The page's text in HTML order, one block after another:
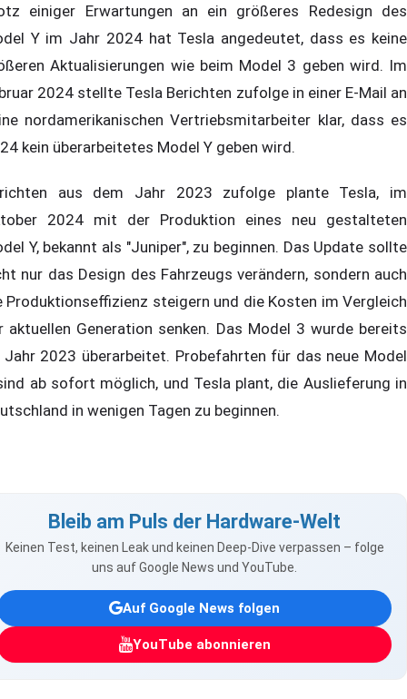
einiger Erwartungen an ein größeres Redesign des
Y im Jahr 2024 hat Tesla angedeutet, dass es keine
Aktualisierungen wie beim Model 3 geben wird. Im
2024 stellte Tesla Berichten zufolge in einer E-Mail an
nordamerikanischen Vertriebsmitarbeiter klar, dass es
kein überarbeitetes Model Y geben wird.
aus dem Jahr 2023 zufolge plante Tesla, im
2024 mit der Produktion eines neu gestalteten
Y, bekannt als "Juniper", zu beginnen. Das Update sollte
nur das Design des Fahrzeugs verändern, sondern auch
Produktionseffizienz steigern und die Kosten im Vergleich
aktuellen Generation senken. Das Model 3 wurde bereits
2023 überarbeitet. Probefahrten für das neue Model
ab sofort möglich, und Tesla plant, die Auslieferung in
in wenigen Tagen zu beginnen.
Bleib am Puls der Hardware-Welt
Keinen Test, keinen Leak und keinen Deep-Dive verpassen – folge
uns auf Google News und YouTube.
Auf Google News folgen
YouTube abonnieren